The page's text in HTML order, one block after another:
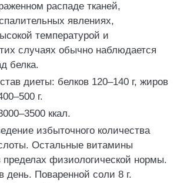
распаде тканей,
явлениях,
температурой и
случаях обычно наблюдается
белка.
диеты: белков 120–140 г, жиров
г.
ккал.
избыточного количества
Остальные витамины
пределах физиологической нормы.
день. Поваренной соли 8 г.